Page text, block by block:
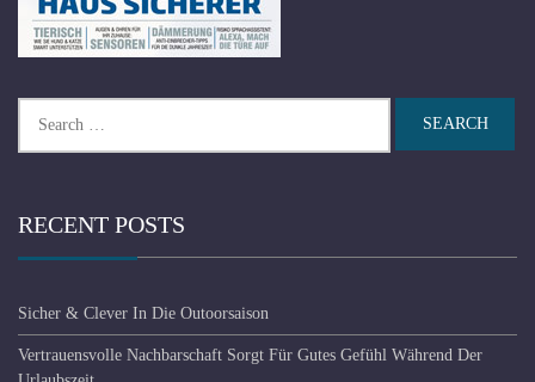
for:
RECENT POSTS
Sicher & Clever In Die Outoorsaison
Vertrauensvolle Nachbarschaft Sorgt Für Gutes Gefühl Während Der